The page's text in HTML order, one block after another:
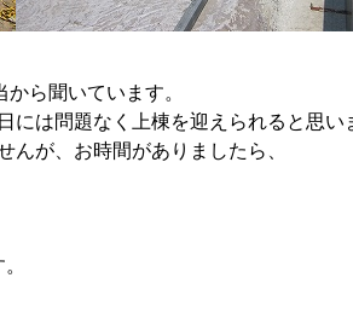
ら聞いています。
には問題なく上棟を迎えられると思い
んが、お時間がありましたら、